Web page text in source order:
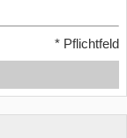
* Pflichtfeld